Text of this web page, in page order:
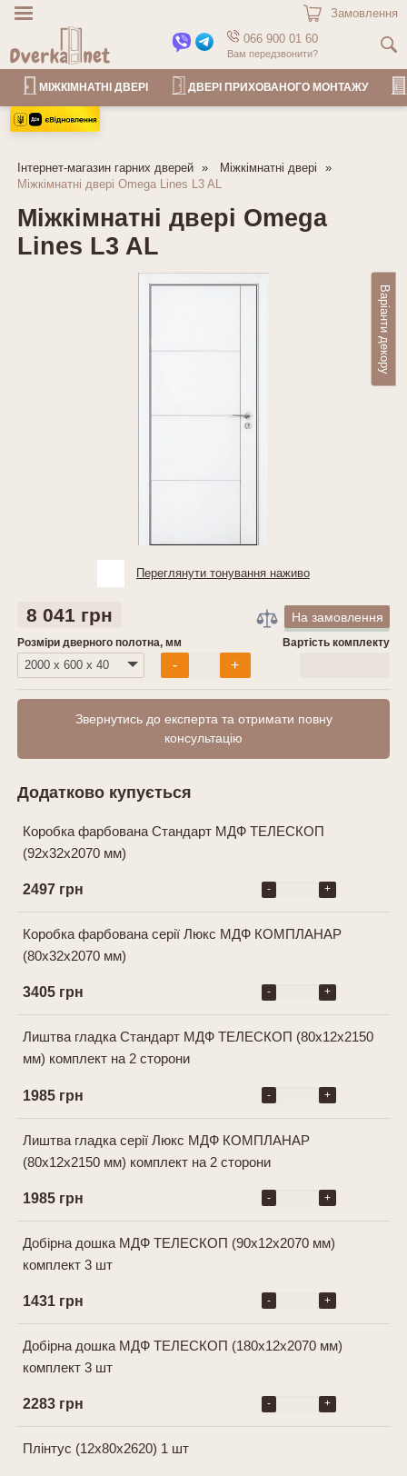
Замовлення
066 900 01 60
Вам передзвонити?
МІЖКІМНАТНІ ДВЕРІ ДВЕРІ ПРИХОВАНОГО МОНТАЖУ
Інтернет-магазин гарних дверей
Міжкімнатні двері
Міжкімнатні двері Omega Lines L3 AL
Міжкімнатні двері Omega
Lines L3 AL
Варіанти декору
Переглянути тонування наживо
8 041 грн На замовлення
Розміри дверного полотна, мм Вартість комплекту
- +
Звернутись до експерта та отримати повну
консультацію
Додатково купується
Коробка фарбована Стандарт МДФ ТЕЛЕСКОП
(92х32х2070 мм)
2497 грн - +
Коробка фарбована серії Люкс МДФ КОМПЛАНАР
(80х32х2070 мм)
3405 грн - +
Лиштва гладка Cтандарт МДФ ТЕЛЕСКОП (80х12х2150
мм) комплект на 2 сторони
1985 грн - +
Лиштва гладка серії Люкс МДФ КОМПЛАНАР
(80х12х2150 мм) комплект на 2 сторони
1985 грн - +
Добірна дошка МДФ ТЕЛЕСКОП (90х12х2070 мм)
комплект 3 шт
1431 грн - +
Добірна дошка МДФ ТЕЛЕСКОП (180х12х2070 мм)
комплект 3 шт
2283 грн - +
Плінтус (12x80x2620) 1 шт